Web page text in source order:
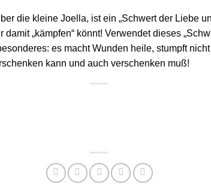
die kleine Joella, ist ein „Schwert der Liebe
„kämpfen“ könnt! Verwendet dieses
es macht Wunden heile, stumpft
kann und auch verschenken muß!